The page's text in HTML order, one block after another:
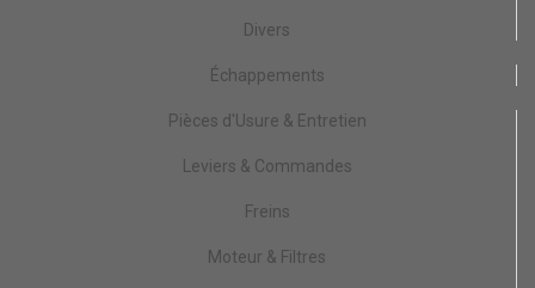
Divers
Échappements
Pièces d'Usure & Entretien
Leviers & Commandes
Freins
Moteur & Filtres